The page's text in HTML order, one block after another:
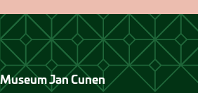
Museum Jan Cunen